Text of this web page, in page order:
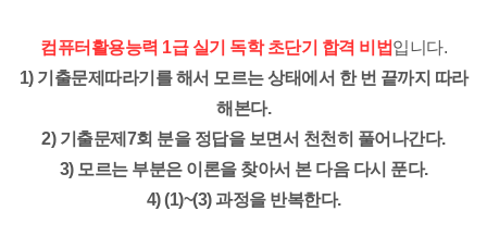
컴퓨터활용능력 1급 실기 독학 초단기 합격 비법입니다.
1) 기출문제따라기를 해서 모르는 상태에서 한 번 끝까지 따라
해본다.
2) 기출문제7회 분을 정답을 보면서 천천히 풀어나간다.
3) 모르는 부분은 이론을 찾아서 본 다음 다시 푼다.
4) (1)~(3) 과정을 반복한다.